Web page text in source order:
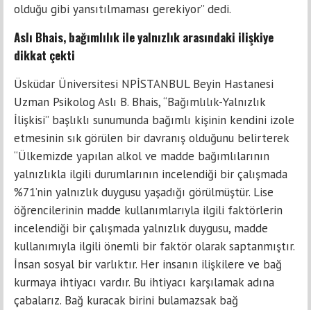
olduğu gibi yansıtılmaması gerekiyor” dedi.
Aslı Bhais, bağımlılık ile yalnızlık arasındaki ilişkiye
dikkat çekti
Üsküdar Üniversitesi NPİSTANBUL Beyin Hastanesi
Uzman Psikolog Aslı B. Bhais, “Bağımlılık-Yalnızlık
İlişkisi” başlıklı sunumunda bağımlı kişinin kendini izole
etmesinin sık görülen bir davranış olduğunu belirterek
“Ülkemizde yapılan alkol ve madde bağımlılarının
yalnızlıkla ilgili durumlarının incelendiği bir çalışmada
%71’nin yalnızlık duygusu yaşadığı görülmüştür. Lise
öğrencilerinin madde kullanımlarıyla ilgili faktörlerin
incelendiği bir çalışmada yalnızlık duygusu, madde
kullanımıyla ilgili önemli bir faktör olarak saptanmıştır.
İnsan sosyal bir varlıktır. Her insanın ilişkilere ve bağ
kurmaya ihtiyacı vardır. Bu ihtiyacı karşılamak adına
çabalarız. Bağ kuracak birini bulamazsak bağ